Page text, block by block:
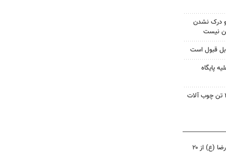
و درک نشدن
نیست
پایگاه
توقیف یکدستگاه وانت حامل ۲ تن چوب آلات
زائربرهای برقی حرم مطهر امام رضا (ع) از ۲۰